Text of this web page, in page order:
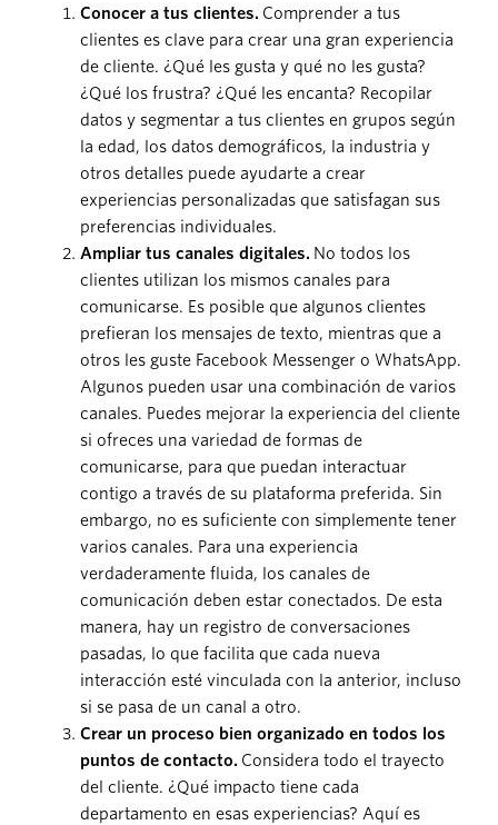
Conocer a tus clientes. Comprender a tus
clientes es clave para crear una gran experiencia
de cliente. ¿Qué les gusta y qué no les gusta?
¿Qué los frustra? ¿Qué les encanta? Recopilar
datos y segmentar a tus clientes en grupos según
la edad, los datos demográficos, la industria y
otros detalles puede ayudarte a crear
experiencias personalizadas que satisfagan sus
preferencias individuales.
Ampliar tus canales digitales. No todos los
clientes utilizan los mismos canales para
comunicarse. Es posible que algunos clientes
prefieran los mensajes de texto, mientras que a
otros les guste Facebook Messenger o WhatsApp.
Algunos pueden usar una combinación de varios
canales. Puedes mejorar la experiencia del cliente
si ofreces una variedad de formas de
comunicarse, para que puedan interactuar
contigo a través de su plataforma preferida. Sin
embargo, no es suficiente con simplemente tener
varios canales. Para una experiencia
verdaderamente fluida, los canales de
comunicación deben estar conectados. De esta
manera, hay un registro de conversaciones
pasadas, lo que facilita que cada nueva
interacción esté vinculada con la anterior, incluso
si se pasa de un canal a otro.
Crear un proceso bien organizado en todos los
puntos de contacto. Considera todo el trayecto
del cliente. ¿Qué impacto tiene cada
departamento en esas experiencias? Aquí es